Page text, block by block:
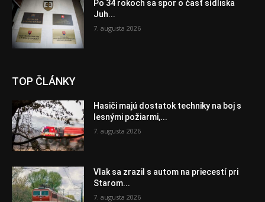
Po 34 rokoch sa spor o časť sídliska
Juh...
7. augusta 2026
TOP ČLÁNKY
Hasiči majú dostatok techniky na boj s
lesnými požiarmi,...
7. augusta 2026
Vlak sa zrazil s autom na priecestí pri
Starom...
7. augusta 2026